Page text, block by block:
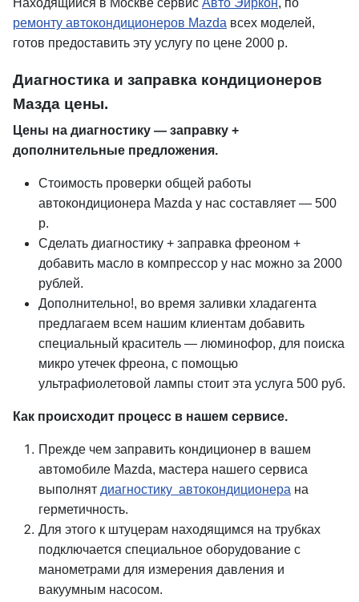
Находящийся в Москве сервис Авто Эйркон, по
ремонту автокондиционеров Mazda всех моделей,
готов предоставить эту услугу по цене 2000 р.
Диагностика и заправка кондиционеров
Мазда цены.
Цены на диагностику — заправку +
дополнительные предложения.
Стоимость проверки общей работы
автокондиционера Mazda у нас составляет — 500
р.
Сделать диагностику + заправка фреоном +
добавить масло в компрессор у нас можно за 2000
рублей.
Дополнительно!, во время заливки хладагента
предлагаем всем нашим клиентам добавить
специальный краситель — люминофор, для поиска
микро утечек фреона, с помощью
ультрафиолетовой лампы стоит эта услуга 500 руб.
Как происходит процесс в нашем сервисе.
Прежде чем заправить кондиционер в вашем
автомобиле Mazda, мастера нашего сервиса
выполнят диагностику автокондиционера на
герметичность.
Для этого к штуцерам находящимся на трубках
подключается специальное оборудование с
манометрами для измерения давления и
вакуумным насосом.